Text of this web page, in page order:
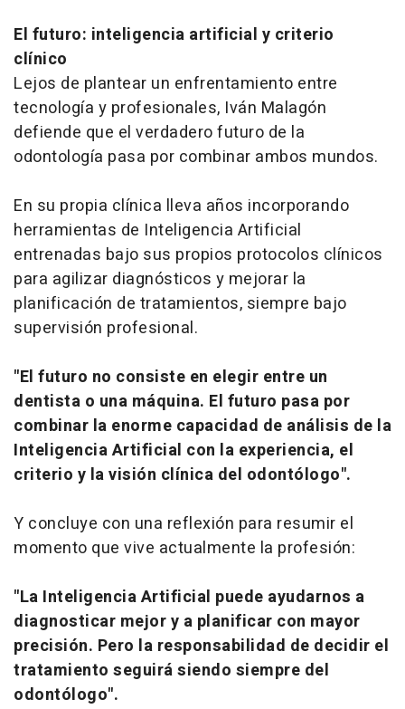
El futuro: inteligencia artificial y criterio
clínico
Lejos de plantear un enfrentamiento entre
tecnología y profesionales, Iván Malagón
defiende que el verdadero futuro de la
odontología pasa por combinar ambos mundos.
En su propia clínica lleva años incorporando
herramientas de Inteligencia Artificial
entrenadas bajo sus propios protocolos clínicos
para agilizar diagnósticos y mejorar la
planificación de tratamientos, siempre bajo
supervisión profesional.
"El futuro no consiste en elegir entre un
dentista o una máquina. El futuro pasa por
combinar la enorme capacidad de análisis de la
Inteligencia Artificial con la experiencia, el
criterio y la visión clínica del odontólogo".
Y concluye con una reflexión para resumir el
momento que vive actualmente la profesión:
"La Inteligencia Artificial puede ayudarnos a
diagnosticar mejor y a planificar con mayor
precisión. Pero la responsabilidad de decidir el
tratamiento seguirá siendo siempre del
odontólogo".